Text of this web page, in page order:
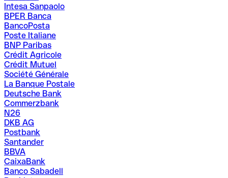
Intesa Sanpaolo
BPER Banca
BancoPosta
Poste Italiane
BNP Paribas
Crédit Agricole
Crédit Mutuel
Société Générale
La Banque Postale
Deutsche Bank
Commerzbank
N26
DKB AG
Postbank
Santander
BBVA
CaixaBank
Banco Sabadell